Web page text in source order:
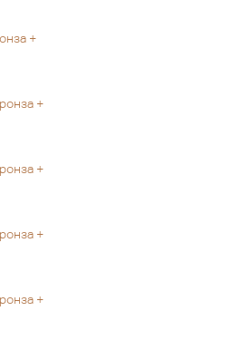
+
+
+
+
+